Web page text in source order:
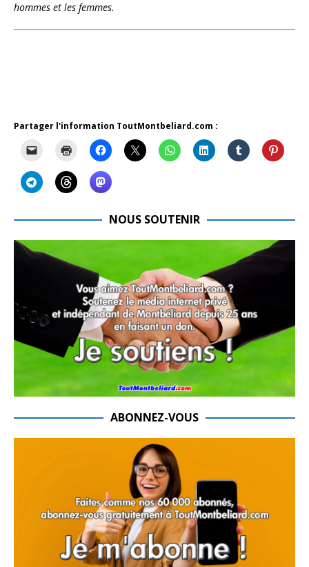
hommes et les femmes.
Partager l'information ToutMontbeliard.com :
NOUS SOUTENIR
ABONNEZ-VOUS